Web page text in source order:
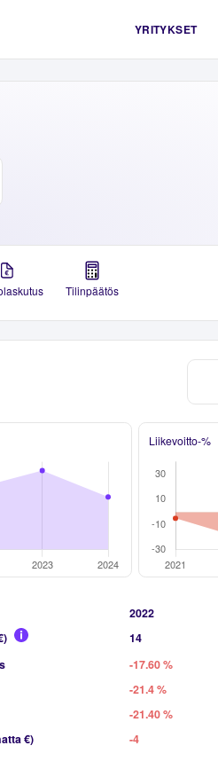
YRITYKSET
Tilinpäätös
Liikevoitto-%
2022
14
-17.60 %
-21.4 %
-21.40 %
€)
-4